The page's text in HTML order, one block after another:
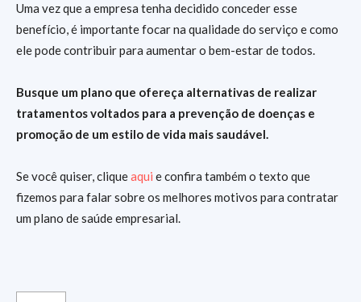
Uma vez que a empresa tenha decidido conceder esse
benefício, é importante focar na qualidade do serviço e como
ele pode contribuir para aumentar o bem-estar de todos.
Busque um plano que ofereça alternativas de realizar
tratamentos voltados para a prevenção de doenças e
promoção de um estilo de vida mais saudável.
Se você quiser, cliqueaqui e confira também o texto que
fizemos para falar sobre os melhores motivos para contratar
um plano de saúde empresarial.